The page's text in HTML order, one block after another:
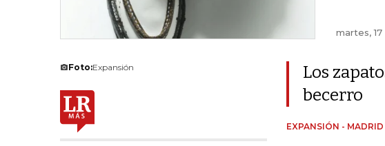
martes,
Foto:Expansión
Los
becerro
EXPANSIÓN - MADRID